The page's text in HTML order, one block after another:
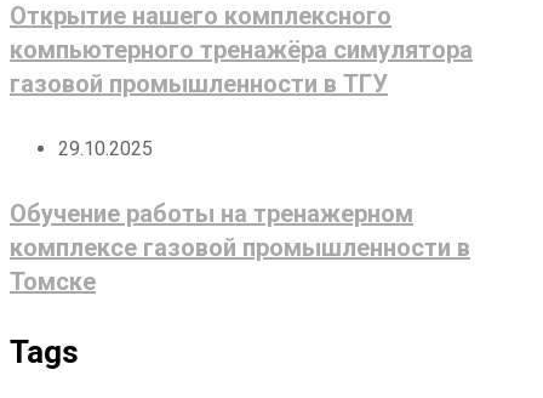
Открытие нашего комплексного
компьютерного тренажёра симулятора
газовой промышленности в ТГУ
29.10.2025
Обучение работы на тренажерном
комплексе газовой промышленности в
Томске
Tags